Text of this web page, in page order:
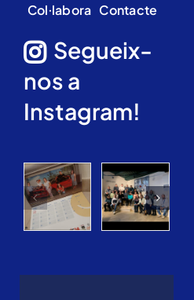
Col·labora Contacte
Segueix-
nos a
Instagram!